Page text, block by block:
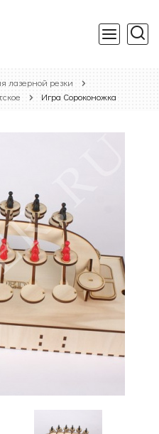
лазерной резки
Игра Сороконожка